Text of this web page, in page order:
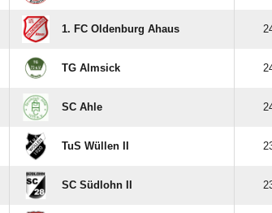
1. FC Oldenburg Ahaus
TG Almsick
SC Ahle
TuS Wüllen II
SC Südlohn II